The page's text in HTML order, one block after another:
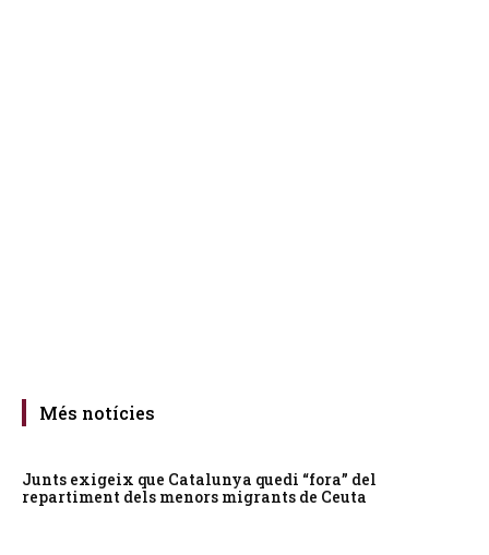
Més notícies
Junts exigeix que Catalunya quedi “fora” del
repartiment dels menors migrants de Ceuta